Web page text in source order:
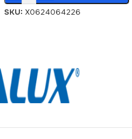
SKU: X0624064226